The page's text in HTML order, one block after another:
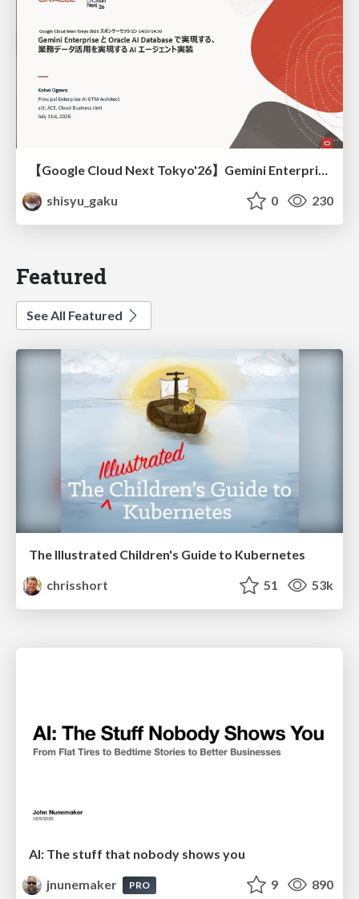
【Google Cloud Next Tokyo'26】Gemini Enterprise と Oracle AI Database で実現する、 業務データ活用を実現する AI エージェント実装
shisyu_gaku
0 230
Featured
See All Featured
The Illustrated Children's Guide to Kubernetes
chrisshort
51 53k
AI: The stuff that nobody shows you
jnunemaker
PRO 9 890